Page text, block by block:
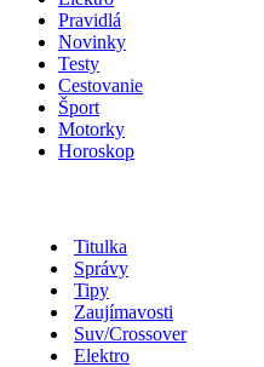
Pravidlá
Novinky
Testy
Cestovanie
Šport
Motorky
Horoskop
Titulka
Správy
Tipy
Zaujímavosti
Suv/Crossover
Elektro